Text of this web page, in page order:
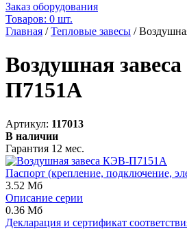
Заказ оборудования
Товаров: 0 шт.
Главная /Тепловые завесы /
Воздушная
П7151A
Артикул: 117013
В наличии
Гарантия 12 мес.
Паспорт (крепление, подключение,
3.52 Мб
Описание серии
0.36 Мб
Декларация и сертификат